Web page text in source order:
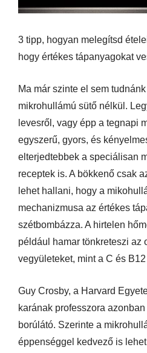
3 tipp, hogyan melegítsd
hogy értékes tápanyagokat
Ma már szinte el sem
mikrohullámú sütő nélkül.
levesről, vagy épp a tegnapi
egyszerű, gyors, és
elterjedtebbek a speciálisan
receptek is. A bökkenő csak
lehet hallani, hogy a
mechanizmusa az értékes
szétbombázza. A hirtelen
például hamar tönkreteszi az
vegyületeket, mint a C és
Guy Crosby, a Harvard
karának professzora
borúlátó. Szerinte a
éppenséggel kedvező is